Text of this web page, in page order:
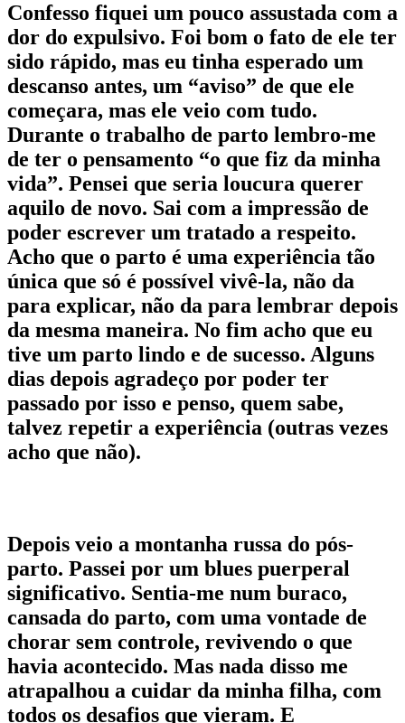
Confesso fiquei um pouco assustada com a
dor do expulsivo. Foi bom o fato de ele ter
sido rápido, mas eu tinha esperado um
descanso antes, um “aviso” de que ele
começara, mas ele veio com tudo.
Durante o trabalho de parto lembro-me
de ter o pensamento “o que fiz da minha
vida”. Pensei que seria loucura querer
aquilo de novo. Sai com a impressão de
poder escrever um tratado a respeito.
Acho que o parto é uma experiência tão
única que só é possível vivê-la, não da
para explicar, não da para lembrar depois
da mesma maneira. No fim acho que eu
tive um parto lindo e de sucesso. Alguns
dias depois agradeço por poder ter
passado por isso e penso, quem sabe,
talvez repetir a experiência (outras vezes
acho que não).
Depois veio a montanha russa do pós-
parto. Passei por um blues puerperal
significativo. Sentia-me num buraco,
cansada do parto, com uma vontade de
chorar sem controle, revivendo o que
havia acontecido. Mas nada disso me
atrapalhou a cuidar da minha filha, com
todos os desafios que vieram. E